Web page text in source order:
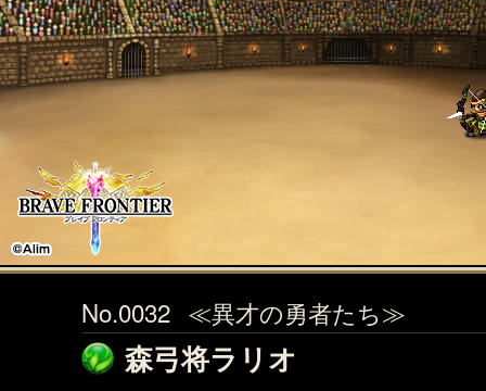
No.0032 ≪異才の勇者たち≫
森弓将ラリオ